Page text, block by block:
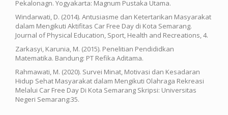
Pekalonagn. Yogyakarta: Magnum Pustaka Utama.
Windarwati, D. (2014). Antusiasme dan Ketertarikan Masyarakat
dalam Mengikuti Aktifitas Car Free Day di Kota Semarang.
Journal of Physical Education, Sport, Health and Recreations, 4.
Zarkasyi, Karunia, M. (2015). Penelitian Pendididkan
Matematika. Bandung: PT Refika Aditama.
Rahmawati, M. (2020). Survei Minat, Motivasi dan Kesadaran
Hidup Sehat Masyarakat dalam Mengikuti Olahraga Rekreasi
Melalui Car Free Day Di Kota Semarang Skripsi: Universitas
Negeri Semarang:35.